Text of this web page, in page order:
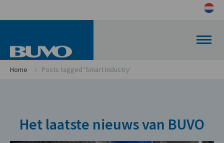
Home Posts tagged 'Smart Industry'
Het laatste nieuws van BUVO